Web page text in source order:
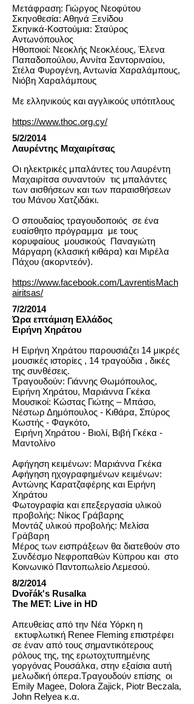
Μετάφραση: Γιώργος Νεοφύτου
Σκηνοθεσία: Αθηνά Ξενίδου
Σκηνικά-Κοστούμια: Σταύρος
Αντωνόπουλος
Ηθοποιοί: Νεοκλής Νεοκλέους, Έλενα
Παπαδοπούλου, Αννίτα Σαντοριναίου,
Στέλα Φυρογένη, Αντωνία Χαραλάμπους,
Νιόβη Χαραλάμπους
Με ελληνικούς και αγγλικούς υπότιτλους
https://www.thoc.org.cy/
5/2/2014
Λαυρέντης Μαχαιρίτσας
Οι ηλεκτρικές μπαλάντες του Λαυρέντη
Μαχαιρίτσα συναντούν τις μπαλάντες
των αισθήσεων και των παραισθήσεων
του Μάνου Χατζιδάκι.
Ο σπουδαίος τραγουδοποιός σε ένα
ευαίσθητο πρόγραμμα με τους
κορυφαίους μουσικούς Παναγιώτη
Μάργαρη (κλασική κιθάρα) και Μιρέλα
Πάχου (ακορντεόν).
https://www.facebook.com/LavrentisMach
airitsas/
7/2/2014
Ώρα επτάμιση Ελλάδος
Ειρήνη Χηράτου
Η Ειρήνη Χηράτου παρουσιάζει 14 μικρές
μουσικές ιστορίες , 14 τραγούδια , δικές
της συνθέσεις.
Τραγουδούν: Γιάννης Θωμόπουλος,
Ειρήνη Χηράτου, Μαριάννα Γκέκα
Μουσικοί: Κώστας Γιώτης – Μπάσο,
Νέστωρ Δημόπουλος - Κιθάρα, Σπύρος
Κωστής - Φαγκότο,
Ειρήνη Χηράτου - Βιολί, Βιβή Γκέκα -
Μαντολίνο
Αφήγηση κειμένων: Μαριάννα Γκέκα
Αφήγηση ηχογραφημένων κειμένων:
Αντώνης Καρατζαφέρης και Ειρήνη
Χηράτου
Φωτογραφία και επεξεργασία υλικού
προβολής: Νίκος Γράβαρης
Μοντάζ υλικού προβολής: Μελίσα
Γράβαρη
Μέρος των εισπράξεων θα διατεθούν στο
Συνδέσμο Νεφροπαθών Κύπρου και στο
Κοινωνικό Παντοπωλείο Λεμεσού.
8/2/2014
Dvořák's Rusalka
The ΜΕΤ: Live in HD
Απευθείας από την Νέα Υόρκη η
εκτυφλωτική Renee Fleming επιστρέφει
σε έναν από τους σημαντικότερους
ρόλους της, της ερωτοχτυπημένης
γοργόνας Ρουσάλκα, στην εξαίσια αυτή
μελωδική όπερα.Τραγουδούν επίσης οι
Emily Magee, Dolora Zajick, Piotr Beczala,
John Relyea κ.α.